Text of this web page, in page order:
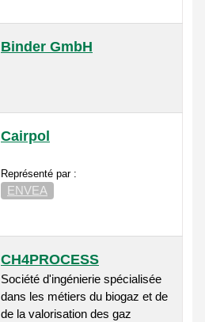
Binder GmbH
Cairpol
Représenté par :
ENVEA
CH4PROCESS
Société d'ingénierie spécialisée
dans les métiers du biogaz et de
de la valorisation des gaz